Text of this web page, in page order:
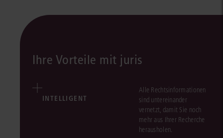
Ihre Vorteile mit juris
INTELLIGENT
Alle Rechtsinformationen
sind untereinander
vernetzt, damit Sie noch
mehr aus Ihrer Recherche
herausholen.